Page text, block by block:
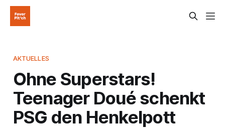
AKTUELLES
Ohne Superstars!
Teenager Doué schenkt
PSG den Henkelpott